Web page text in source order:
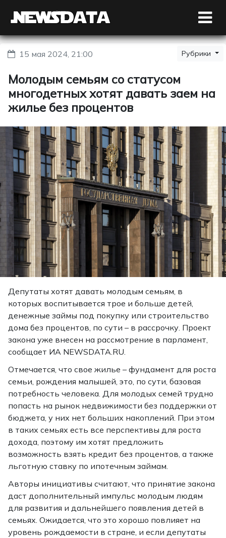
15 мая 2024, 21:00 Рубрики
Молодым семьям со статусом
многодетных хотят давать заем на
жилье без процентов
Депутаты хотят давать молодым семьям, в
которых воспитывается трое и больше детей,
денежные займы под покупку или строительство
дома без процентов, по сути – в рассрочку. Проект
закона уже внесен на рассмотрение в парламент,
сообщает ИА NEWSDATA.RU.
Отмечается, что свое жилье – фундамент для роста
семьи, рождения малышей, это, по сути, базовая
потребность человека. Для молодых семей трудно
попасть на рынок недвижимости без поддержки от
бюджета, у них нет больших накоплений. При этом
в таких семьях есть все перспективы для роста
дохода, поэтому им хотят предложить
возможность взять кредит без процентов, а также
льготную ставку по ипотечным займам.
Авторы инициативы считают, что принятие закона
даст дополнительный импульс молодым людям
для развития и дальнейшего появления детей в
семьях. Ожидается, что это хорошо повлияет на
уровень рождаемости в стране, и если депутаты